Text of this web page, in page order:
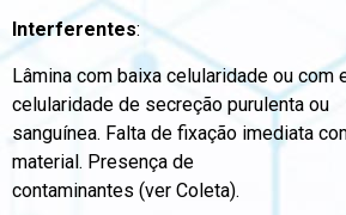
Interferentes:
Lâmina com baixa celularidade ou com
celularidade de secreção purulenta ou
sanguínea. Falta de fixação imediata
material. Presença de
contaminantes (ver Coleta).